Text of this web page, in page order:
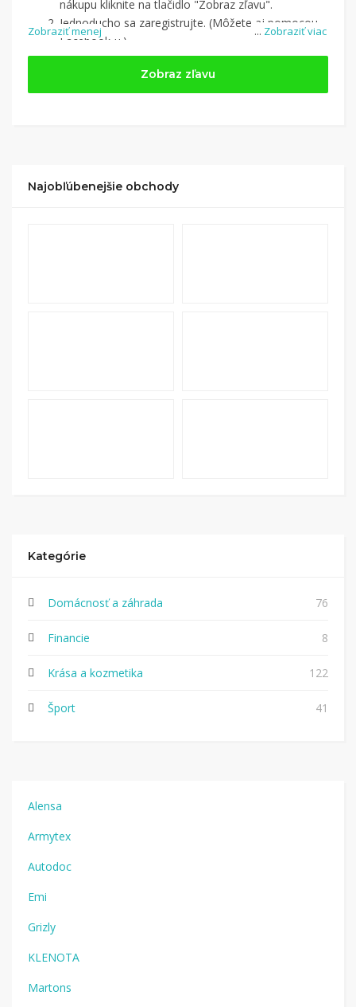
... Zobraziť viac
nákupu kliknite na tlačidlo "Zobraz zľavu".
Jednoducho sa zaregistrujte. (Môžete aj pomocou
Facebook-u.)
Jednoducho sinájdite obchod, pomocou služby
(v ponuke je cca 1 500 obchodov).
Kliknite na tlačidlo „Nakupovať“.(Následne
nákupu, si tieto peniaze môžete dať hneď vyplatiť
Zobraziť menej
Zobraz zľavu
Najobľúbenejšie obchody
Kategórie
Domácnosť a záhrada 76
Financie 8
Krása a kozmetika 122
Šport 41
Alensa
Armytex
Autodoc
Emi
Grizly
KLENOTA
Martons